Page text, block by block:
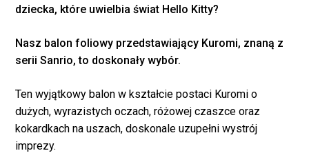
dziecka, które uwielbia świat Hello Kitty?
Nasz balon foliowy przedstawiający Kuromi, znaną z
serii Sanrio, to doskonały wybór.
Ten wyjątkowy balon w kształcie postaci Kuromi o
dużych, wyrazistych oczach, różowej czaszce oraz
kokardkach na uszach, doskonale uzupełni wystrój
imprezy.